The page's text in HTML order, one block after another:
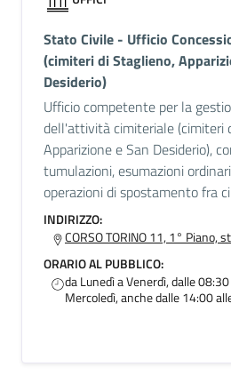
Stato Civile - Ufficio
(cimiteri di Staglieno,
Desiderio)
Ufficio competente per la
dell'attività cimiteriale (cimiteri
Apparizione e San Desiderio),
tumulazioni, esumazioni
operazioni di spostamento fra
INDIRIZZO:
CORSO TORINO 11, 1° Piano,
ORARIO AL PUBBLICO:
da Lunedì a Venerdì, dalle
Mercoledì, anche dalle 14:00